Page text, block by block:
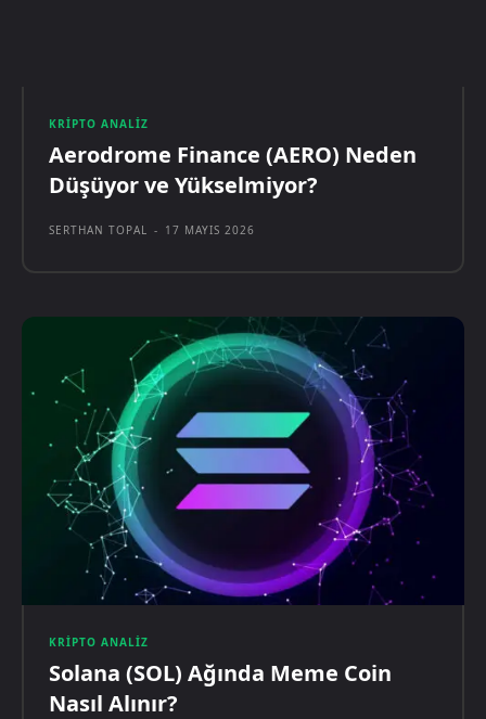
KRIPTO ANALIZ
Aerodrome Finance (AERO) Neden
Düşüyor ve Yükselmiyor?
SERTHAN TOPAL - 17 MAYIS 2026
KRIPTO ANALIZ
Solana (SOL) Ağında Meme Coin
Nasıl Alınır?